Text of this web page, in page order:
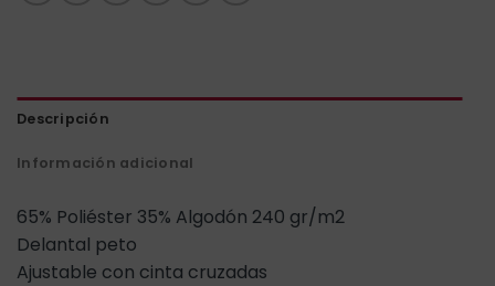
Descripción
Información adicional
65% Poliéster 35% Algodón 240 gr/m2
Delantal peto
Ajustable con cinta cruzadas